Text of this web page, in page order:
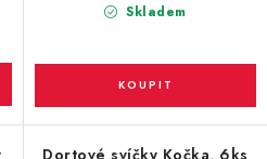
Skladem